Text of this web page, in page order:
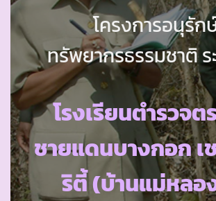
โครงการอนุรัก
ทรัพยากรธรรมชาติ ร
โรงเรียนตำรวจต
ชายแดนบางกอก เ
ริตี้ (บ้านแม่หลอ